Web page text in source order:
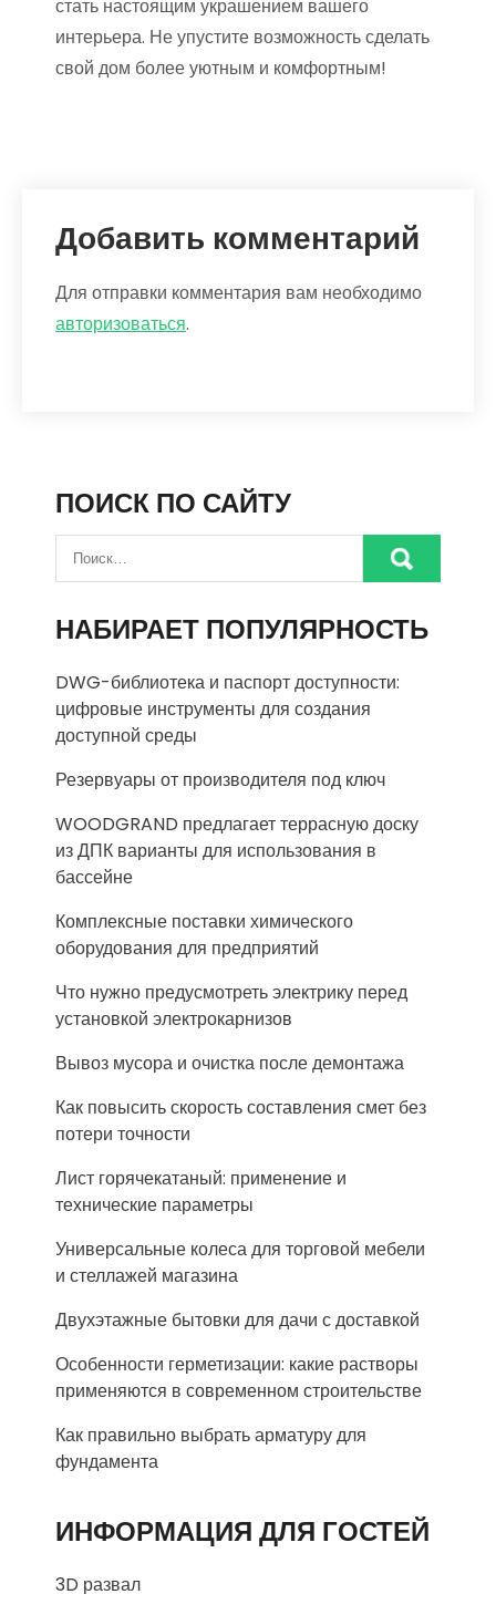
стать настоящим украшением вашего
интерьера. Не упустите возможность сделать
свой дом более уютным и комфортным!
Добавить комментарий
Для отправки комментария вам необходимо
авторизоваться.
ПОИСК ПО САЙТУ
НАБИРАЕТ ПОПУЛЯРНОСТЬ
DWG-библиотека и паспорт доступности:
цифровые инструменты для создания
доступной среды
Резервуары от производителя под ключ
WOODGRAND предлагает террасную доску
из ДПК варианты для использования в
бассейне
Комплексные поставки химического
оборудования для предприятий
Что нужно предусмотреть электрику перед
установкой электрокарнизов
Вывоз мусора и очистка после демонтажа
Как повысить скорость составления смет без
потери точности
Лист горячекатаный: применение и
технические параметры
Универсальные колеса для торговой мебели
и стеллажей магазина
Двухэтажные бытовки для дачи с доставкой
Особенности герметизации: какие растворы
применяются в современном строительстве
Как правильно выбрать арматуру для
фундамента
ИНФОРМАЦИЯ ДЛЯ ГОСТЕЙ
3D развал